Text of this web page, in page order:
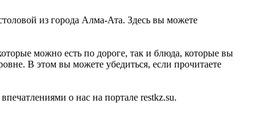
из города Алма-Ата. Здесь вы можете
можно есть по дороге, так и блюда, которые вы
В этом вы можете убедиться, если прочитаете
о нас на портале restkz.su.